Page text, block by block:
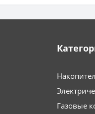
Газовые